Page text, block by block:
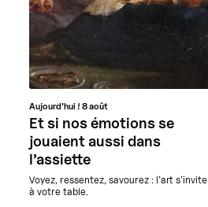
Aujourd’hui !8 août
Et si nos émotions se
jouaient aussi dans
l’assiette
Voyez, ressentez, savourez : l’art s’invite
à votre table.